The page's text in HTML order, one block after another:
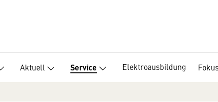
Aktuell Service Elektroausbildung